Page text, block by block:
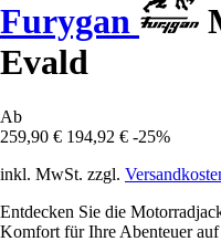
Furygan
Evald
Ab
259,90 € 194,92 € -25%
inkl. MwSt. zzgl.
Entdecken Sie die
Komfort für Ihre Abenteuer